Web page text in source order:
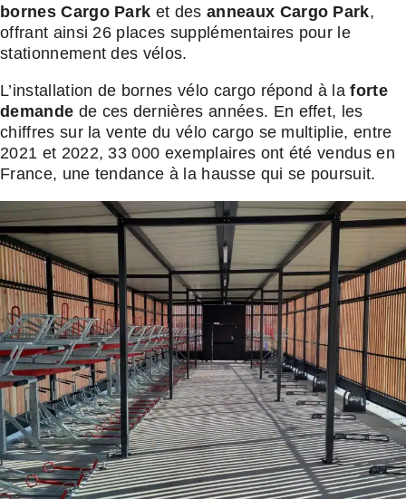
bornes Cargo Park et desanneaux Cargo Park,
offrant ainsi 26 places supplémentaires pour le
stationnement des vélos.
L’installation de bornes vélo cargo répond à la forte
demande de ces dernières années. En effet, les
chiffres sur la vente du vélo cargo se multiplie, entre
2021 et 2022, 33 000 exemplaires ont été vendus en
France, une tendance à la hausse qui se poursuit.